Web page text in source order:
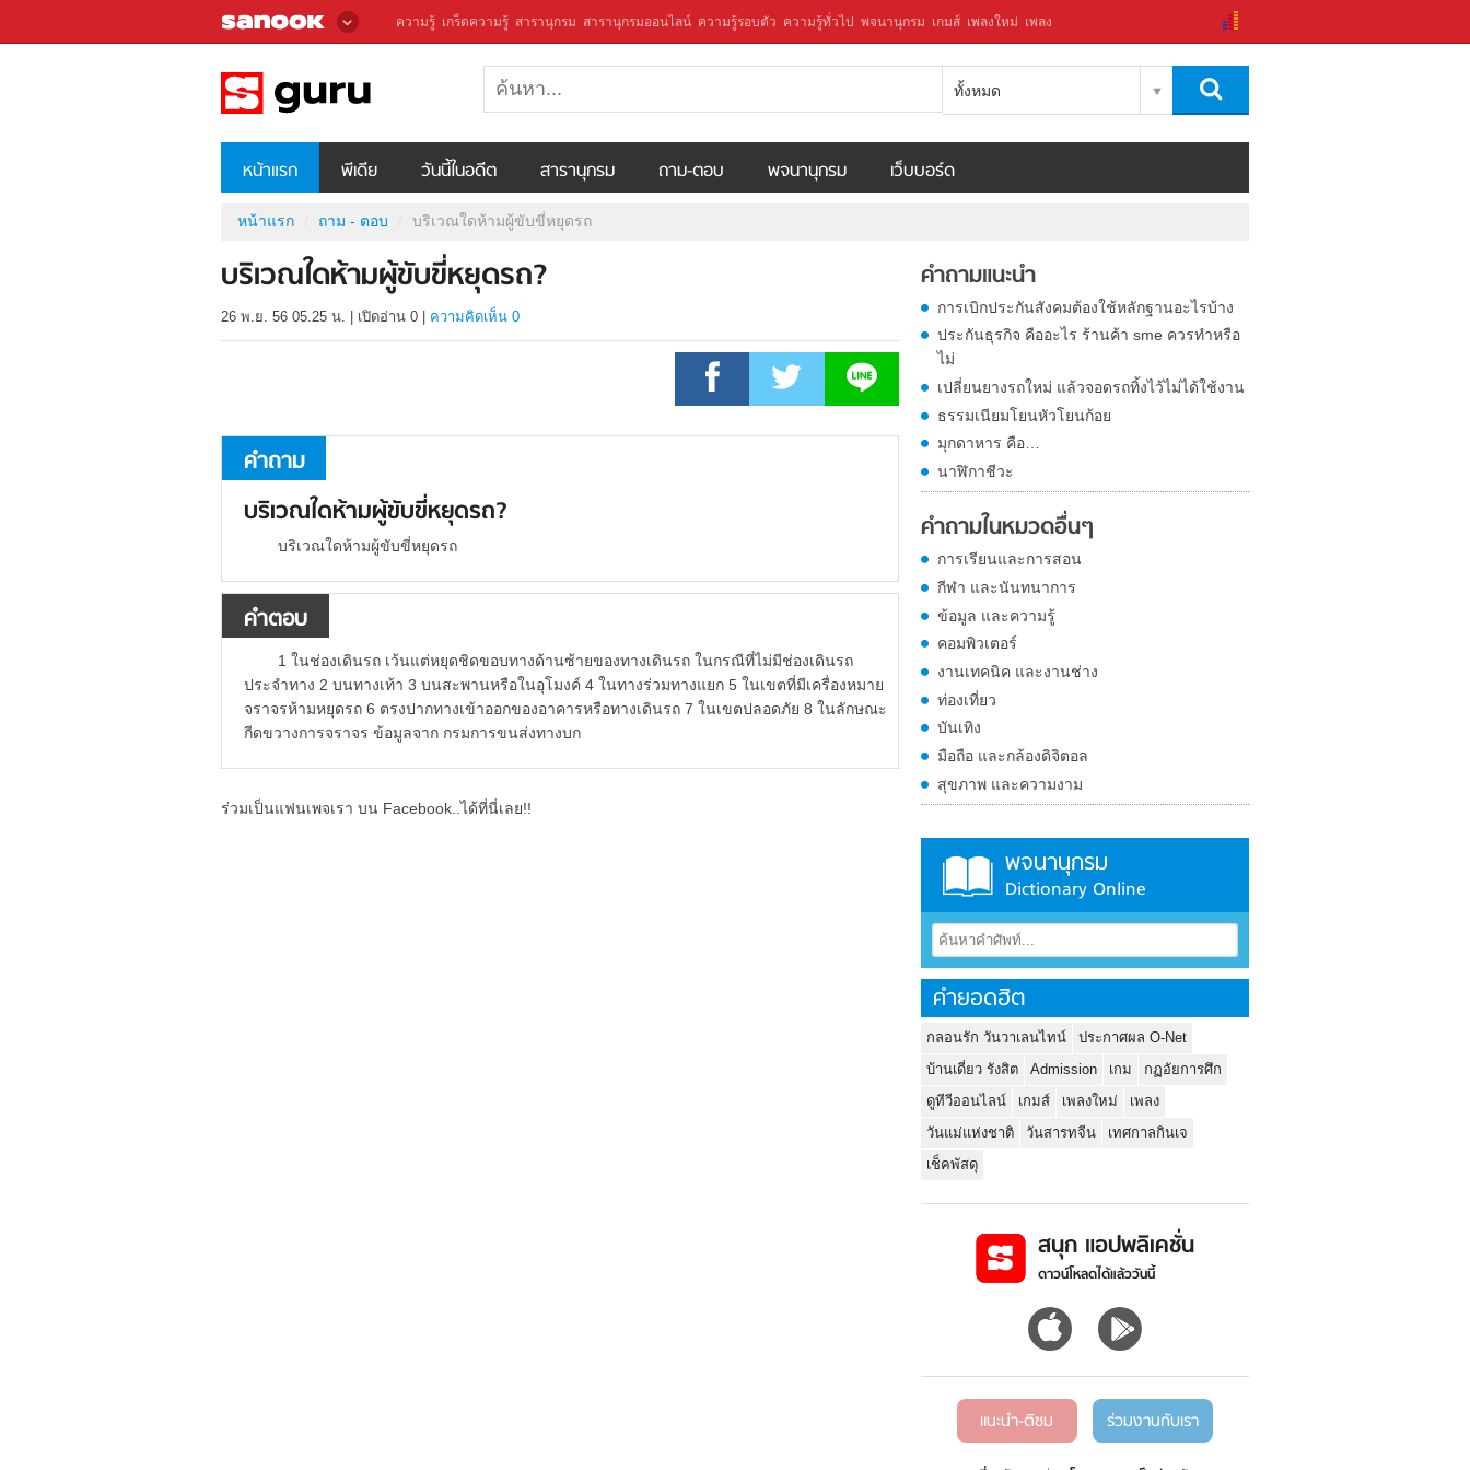
ความรู้ เกร็ดความรู้ สารานุกรม สารานุกรมออนไลน์ ความรู้รอบตัว ความรู้ทั่วไป พจนานุกรม เกมส์ เพลงใหม่ เพลง
ทั้งหมด
หน้าแรก พีเดีย วันนี้ในอดีต สารานุกรม ถาม-ตอบ พจนานุกรม เว็บบอร์ด
หน้าแรก ถาม - ตอบ บริเวณใดห้ามผู้ขับขี่หยุดรถ
บริเวณใดห้ามผู้ขับขี่หยุดรถ?
26 พ.ย. 56 05.25 น. เปิดอ่าน 0 ความคิดเห็น 0
คำถาม
บริเวณใดห้ามผู้ขับขี่หยุดรถ?
บริเวณใดห้ามผู้ขับขี่หยุดรถ
คำตอบ
1 ในช่องเดินรถ เว้นแต่หยุดชิดขอบทางด้านซ้ายของทางเดินรถ ในกรณีที่ไม่มีช่องเดินรถ
ประจำทาง 2 บนทางเท้า 3 บนสะพานหรือในอุโมงค์ 4 ในทางร่วมทางแยก 5 ในเขตที่มีเครื่องหมาย
จราจรห้ามหยุดรถ 6 ตรงปากทางเข้าออกของอาคารหรือทางเดินรถ 7 ในเขตปลอดภัย 8 ในลักษณะ
กีดขวางการจราจร ข้อมูลจาก กรมการขนส่งทางบก
ร่วมเป็นแฟนเพจเรา บน Facebook..ได้ที่นี่เลย!!
คำถามแนะนำ
การเบิกประกันสังคมต้องใช้หลักฐานอะไรบ้าง
ประกันธุรกิจ คืออะไร ร้านค้า sme ควรทำหรือ
ไม่
เปลี่ยนยางรถใหม่ แล้วจอดรถทิ้งไว้ไม่ได้ใช้งาน
ธรรมเนียมโยนหัวโยนก้อย
มุกดาหาร คือ…
นาฬิกาชีวะ
คำถามในหมวดอื่นๆ
การเรียนและการสอน
กีฬา และนันทนาการ
ข้อมูล และความรู้
คอมพิวเตอร์
งานเทคนิค และงานช่าง
ท่องเที่ยว
บันเทิง
มือถือ และกล้องดิจิตอล
สุขภาพ และความงาม
พจนานุกรม
Dictionary Online
คำยอดฮิต
กลอนรัก วันวาเลนไทน์
ประกาศผล O-Net
บ้านเดี่ยว รังสิต
Admission เกม
กฏอัยการศึก
ดูทีวีออนไลน์
เกมส์ เพลงใหม่
เพลง
วันแม่แห่งชาติ
วันสารทจีน
เทศกาลกินเจ
เช็คพัสดุ
สนุก แอปพลิเคชั่น
ดาวน์โหลดได้แล้ววันนี้
แนะนำ-ติชม ร่วมงานกับเรา